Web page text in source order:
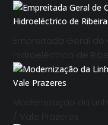
Empreitada Geral
Hidroeléctrico de
Modernização da
/ Vale Prazeres